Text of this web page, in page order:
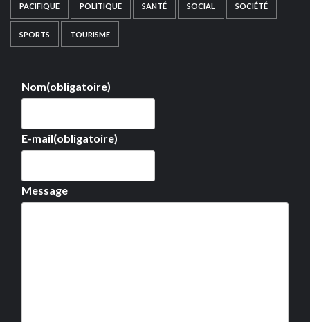
PACIFIQUE POLITIQUE SANTÉ SOCIAL SOCIÉTÉ
SPORTS TOURISME
Nom(obligatoire)
E-mail(obligatoire)
Message